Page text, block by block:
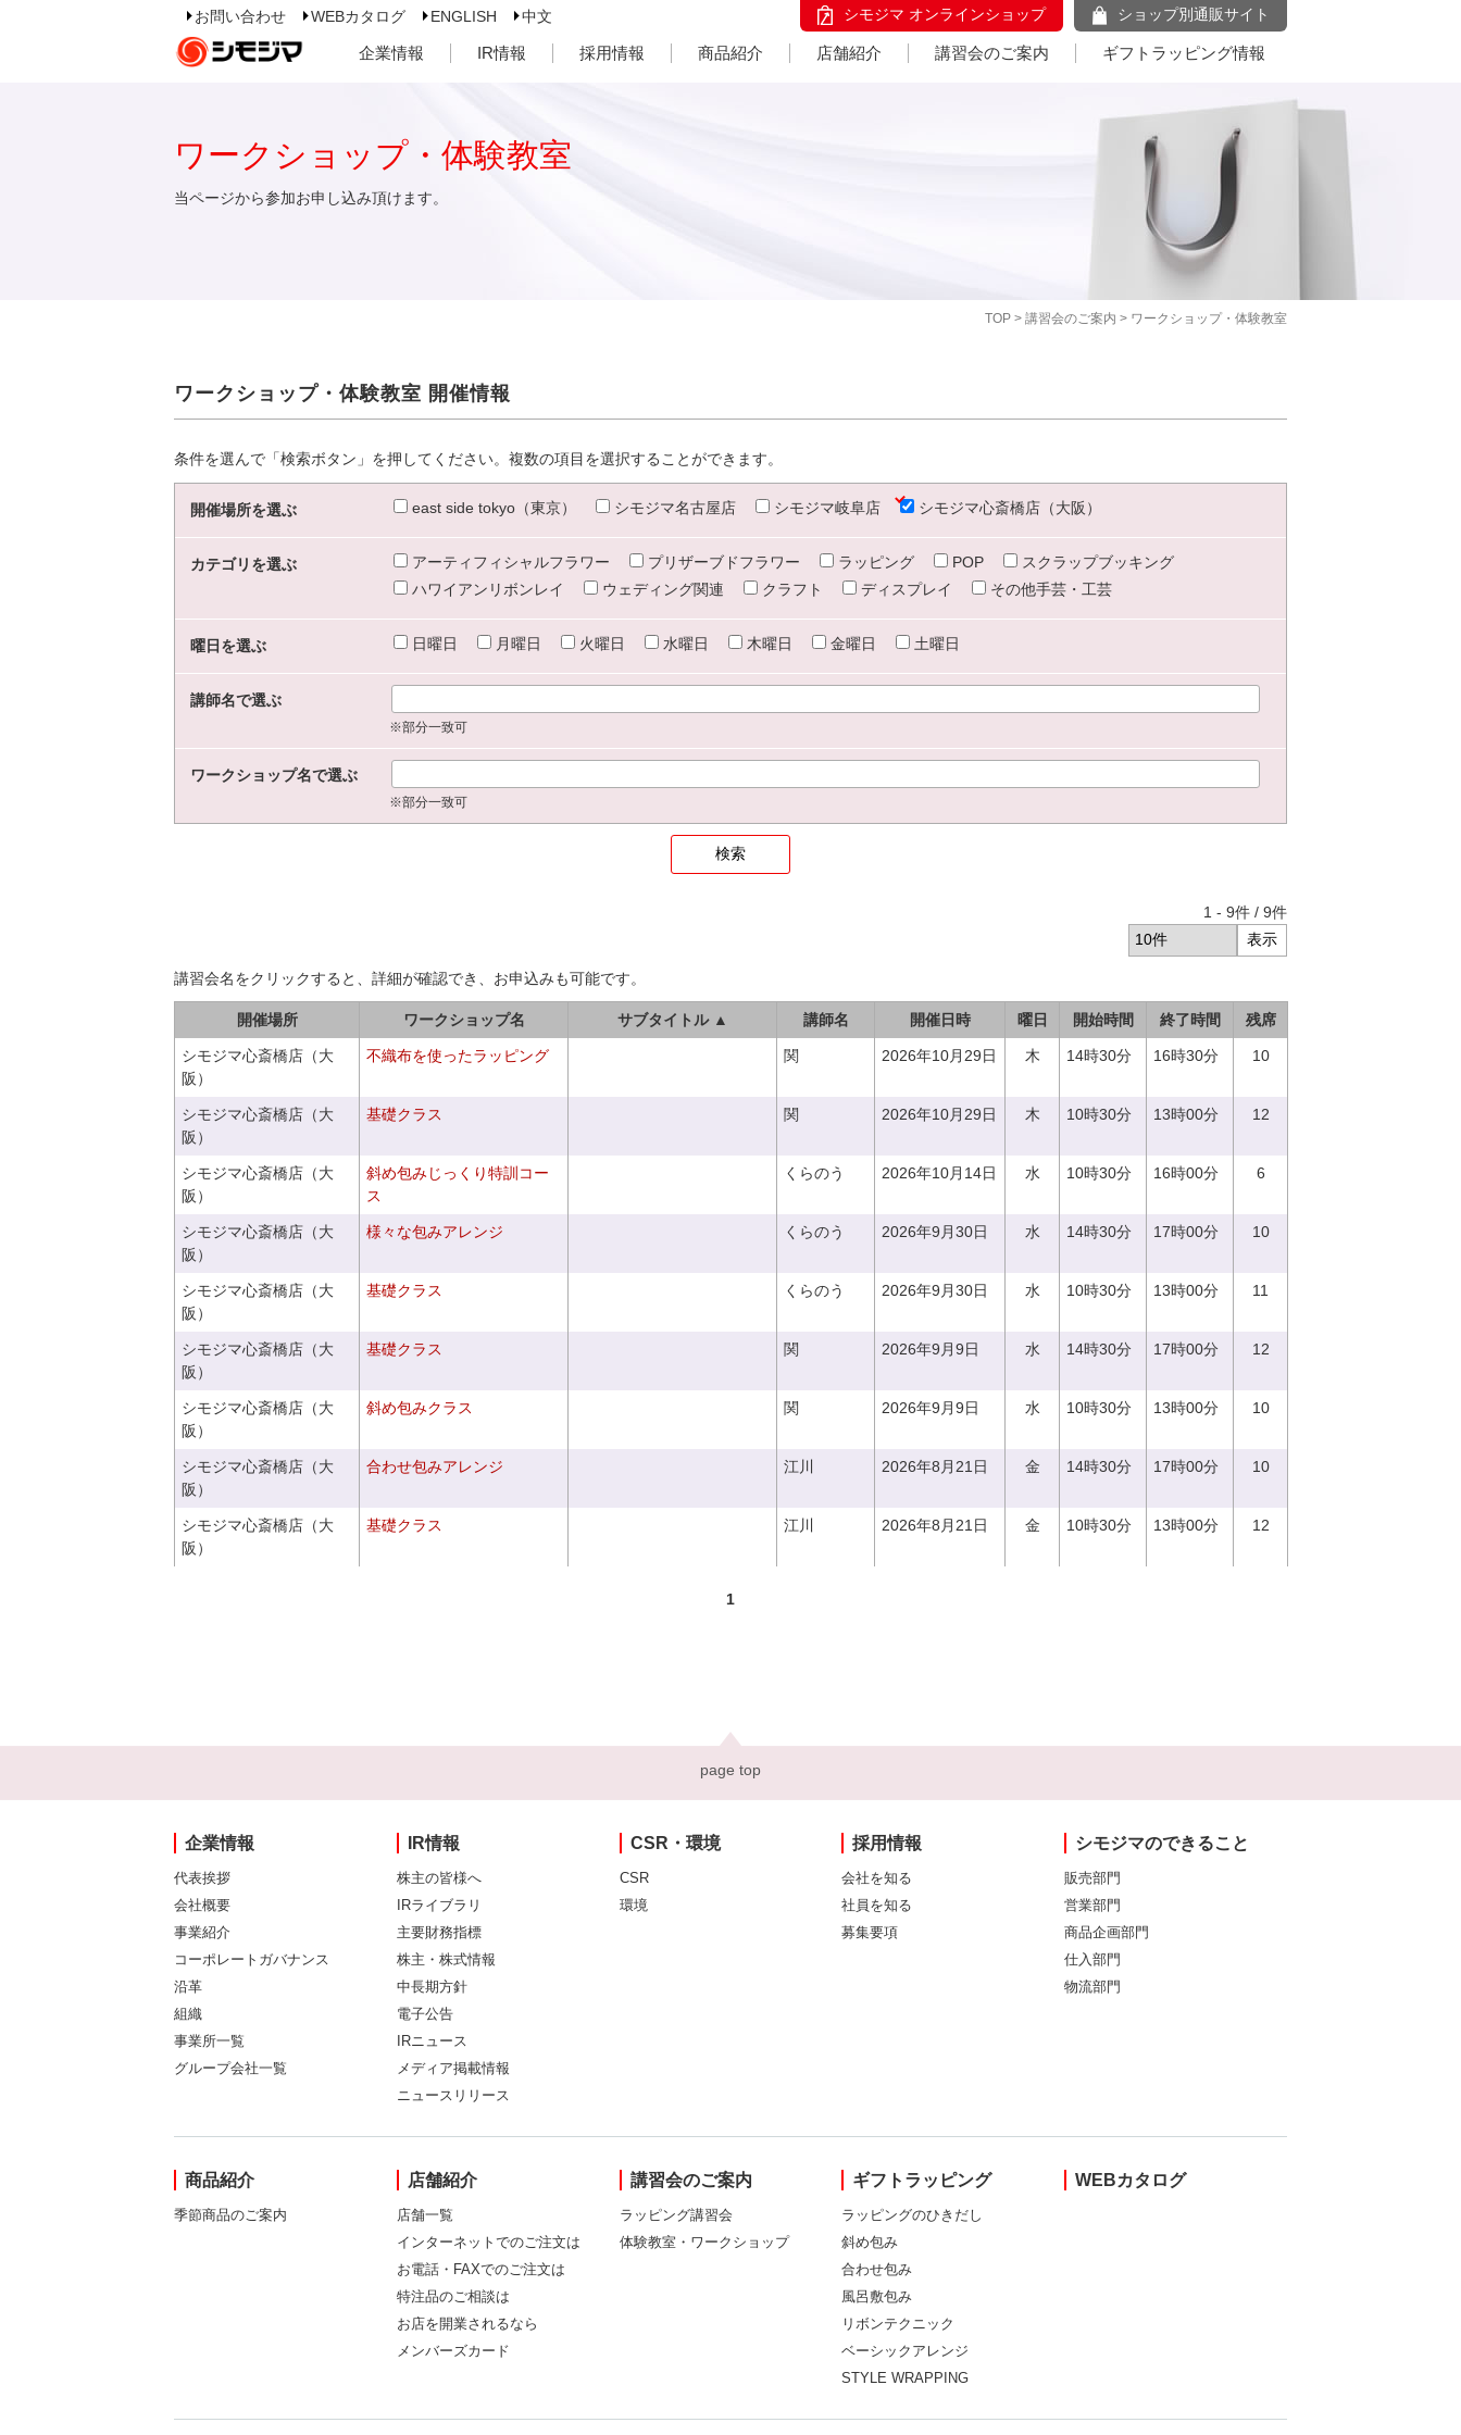
お問い合わせ WEBカタログ ENGLISH 中文 シモジマ オンラインショップ ショップ別通販サイト
企業情報 IR情報 採用情報 商品紹介 店舗紹介 講習会のご案内 ギフトラッピング情報
TOP > 講習会のご案内 > ワークショップ・体験教室
ワークショップ・体験教室
当ページから参加お申し込み頂けます。
ワークショップ・体験教室 開催情報
条件を選んで「検索ボタン」を押してください。複数の項目を選択することができます。
開催場所を選ぶ east side tokyo（東京） シモジマ名古屋店 シモジマ岐阜店 シモジマ心斎橋店（大阪）
カテゴリを選ぶ アーティフィシャルフラワー プリザーブドフラワー ラッピング POP
スクラップブッキング
ハワイアンリボンレイ
ウェディング関連 クラフト ディスプレイ その他手芸・工芸
曜日を選ぶ 日曜日 月曜日 火曜日 水曜日 木曜日 金曜日 土曜日
講師名で選ぶ
※部分一致可
ワークショップ名で選ぶ
※部分一致可
1 - 9件 / 9件
講習会名をクリックすると、詳細が確認でき、お申込みも可能です。
開催場所 ワークショップ名 サブタイトル ▲ 講師名 開催日時 曜日 開始時間 終了時間 残席
シモジマ心斎橋店（大
阪）
不織布を使ったラッピング 関 2026年10月29日 木 14時30分 16時30分 10
シモジマ心斎橋店（大
阪）
基礎クラス 関 2026年10月29日 木 10時30分 13時00分 12
シモジマ心斎橋店（大
阪）
斜め包みじっくり特訓コー
ス
くらのう 2026年10月14日 水 10時30分 16時00分 6
シモジマ心斎橋店（大
阪）
様々な包みアレンジ くらのう 2026年9月30日 水 14時30分 17時00分 10
シモジマ心斎橋店（大
阪）
基礎クラス くらのう 2026年9月30日 水 10時30分 13時00分 11
シモジマ心斎橋店（大
阪）
基礎クラス 関 2026年9月9日 水 14時30分 17時00分 12
シモジマ心斎橋店（大
阪）
斜め包みクラス 関 2026年9月9日 水 10時30分 13時00分 10
シモジマ心斎橋店（大
阪）
合わせ包みアレンジ 江川 2026年8月21日 金 14時30分 17時00分 10
シモジマ心斎橋店（大
阪）
基礎クラス 江川 2026年8月21日 金 10時30分 13時00分 12
1
page top
企業情報
代表挨拶
会社概要
事業紹介
コーポレートガバナンス
沿革
組織
事業所一覧
グループ会社一覧
IR情報
株主の皆様へ
IRライブラリ
主要財務指標
株主・株式情報
中長期方針
電子公告
IRニュース
メディア掲載情報
ニュースリリース
CSR・環境
CSR
環境
採用情報
会社を知る
社員を知る
募集要項
シモジマのできること
販売部門
営業部門
商品企画部門
仕入部門
物流部門
商品紹介
季節商品のご案内
店舗紹介
店舗一覧
インターネットでのご注文は
お電話・FAXでのご注文は
特注品のご相談は
お店を開業されるなら
メンバーズカード
講習会のご案内
ラッピング講習会
体験教室・ワークショップ
ギフトラッピング
ラッピングのひきだし
斜め包み
合わせ包み
風呂敷包み
リボンテクニック
ベーシックアレンジ
STYLE WRAPPING
WEBカタログ